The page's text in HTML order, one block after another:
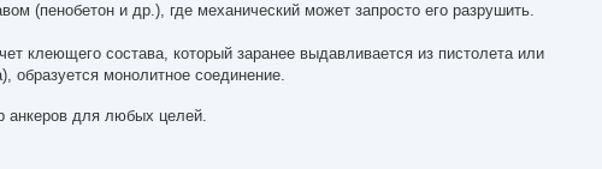
(пенобетон и др.), где механический может запросто его разрушить.
клеющего состава, который заранее выдавливается из пистолета или
образуется монолитное соединение.
анкеров для любых целей.